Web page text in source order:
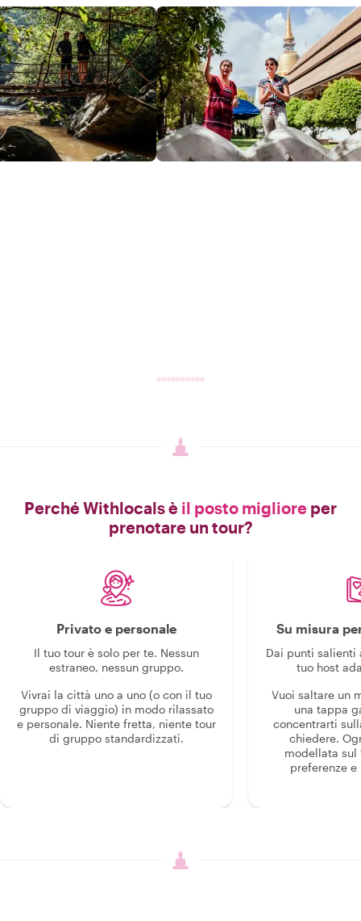
Perché Withlocals è il posto migliore per
prenotare un tour?
Privato e personale
Il tuo tour è solo per te. Nessun
estraneo, nessun gruppo.
Vivrai la città uno a uno (o con il tuo
gruppo di viaggio) in modo rilassato
e personale. Niente fretta, niente tour
di gruppo standardizzati.
Su misura
Dai punti salienti
tuo host
Vuoi saltare un
una tappa
concentrarti
chiedere.
modellata sul
preferenze